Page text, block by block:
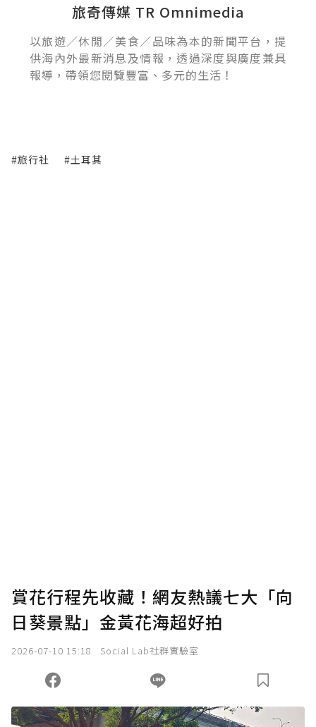
旅奇傳媒 TR Omnimedia
以旅遊／休閒／美食／品味為本的新聞平台，提
供海內外最新消息及情報，透過深度與廣度兼具
報導，帶領您閱覽豐富、多元的生活！
#旅行社 #土耳其
賞花行程先收藏！網友熱議七大「向
日葵景點」金黃花海超好拍
2026-07-10 15:18 Social Lab社群實驗室